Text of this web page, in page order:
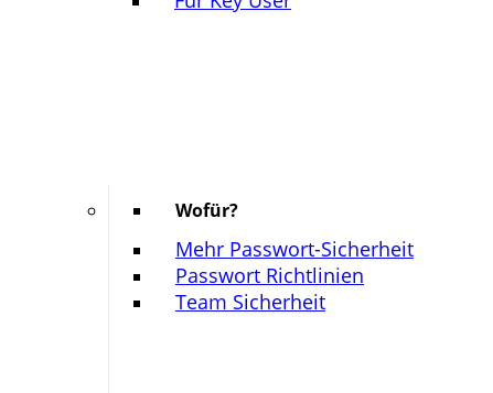
Wofür?
Mehr Passwort-Sicherheit
Passwort Richtlinien
Team Sicherheit